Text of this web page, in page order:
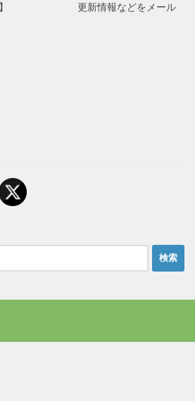
ー！】 更新情報などをメール